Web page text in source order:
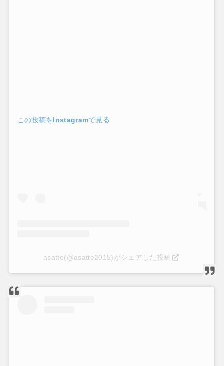
この投稿をInstagramで見る
asatte(@asatte2015)がシェアした投稿